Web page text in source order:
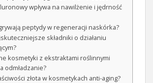
wpływa na nawilżenie i jędrność
peptydy w regeneracji naskórka?
składniki o działaniu
kosmetyki z ekstraktami roślinnymi
odmładzanie?
złota w kosmetykach anti-aging?